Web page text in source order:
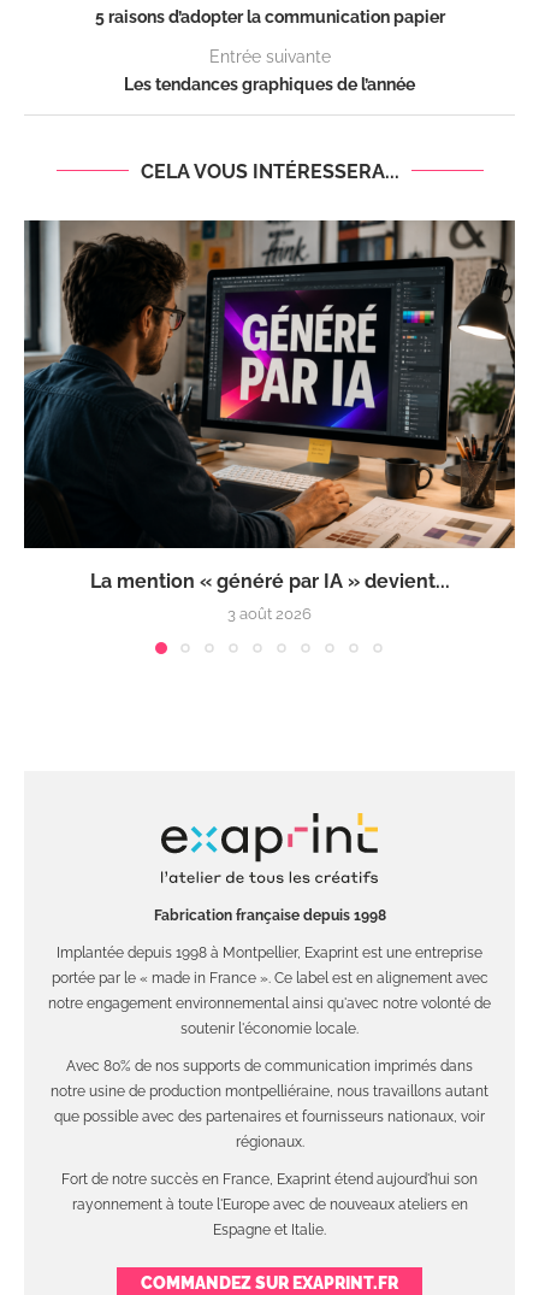
5 raisons d’adopter la communication papier
Entrée suivante
Les tendances graphiques de l’année
CELA VOUS INTÉRESSERA...
La mention « généré par IA » devient...
3 août 2026
Fabrication française depuis 1998
Implantée depuis 1998 à Montpellier, Exaprint est une entreprise
portée par le « made in France ». Ce label est en alignement avec
notre engagement environnemental ainsi qu'avec notre volonté de
soutenir l'économie locale.
Avec 80% de nos supports de communication imprimés dans
notre usine de production montpelliéraine, nous travaillons autant
que possible avec des partenaires et fournisseurs nationaux, voir
régionaux.
Fort de notre succès en France, Exaprint étend aujourd'hui son
rayonnement à toute l'Europe avec de nouveaux ateliers en
Espagne et Italie.
COMMANDEZ SUR EXAPRINT.FR